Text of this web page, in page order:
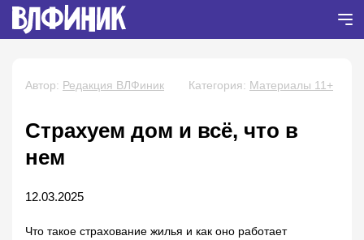
Автор: Редакция ВЛФиник Категория: Материалы 11+
Страхуем дом и всё, что в
нем
12.03.2025
Что такое страхование жилья и как оно работает